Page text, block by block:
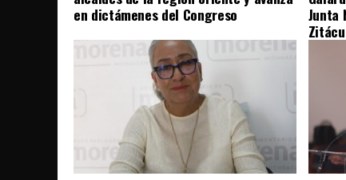
en dictámenes del Congreso
Junta